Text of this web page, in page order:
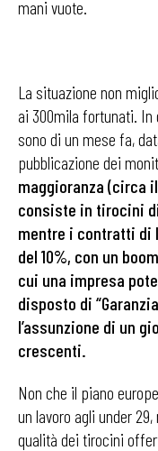
mani vuote.
La situazione non
ai 300mila fortunati.
sono di un mese fa,
pubblicazione dei
maggioranza (circa
consiste in tirocini
mentre i contratti di
del 10%, con un
cui una impresa
disposto di
l’assunzione di un
crescenti.
Non che il piano
un lavoro agli under
qualità dei tirocini